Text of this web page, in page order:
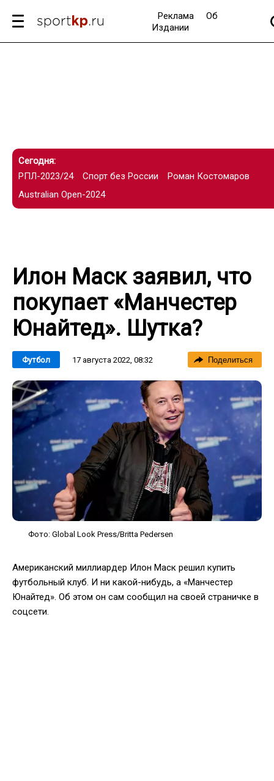
Реклама
Об
Издании
Сегодня:
РПЛ-2023/24
Спорт без России
Роман Костомаров
Australian Open-2024
Илон Маск заявил, что
покупает «Манчестер
Юнайтед». Шутка?
Футбол 17 августа 2022, 08:32 Поделиться
Фото: Global Look Press/Britta Pedersen
Американский миллиардер Илон Маск решил купить
футбольный клуб. И ни какой-нибудь, а «Манчестер
Юнайтед». Об этом он сам сообщил на своей страничке в
соцсети.